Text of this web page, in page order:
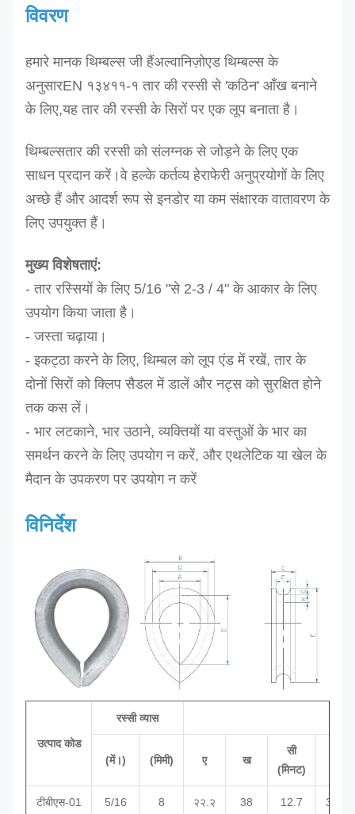
विवरण
हमारे मानक थिम्बल्सजी हैंअल्वानिज़ोएड थिम्बल्स के
अनुसारEN १३४११-१ तार की रस्सी से 'कठिन' आँख बनाने
के लिए,यह तार की रस्सी के सिरों पर एक लूप बनाता है।
थिम्बल्सतार की रस्सी को संलग्नक से जोड़ने के लिए एक
साधन प्रदान करें।वे हल्के कर्तव्य हेराफेरी अनुप्रयोगों के लिए
अच्छे हैं और आदर्श रूप से इनडोर या कम संक्षारक वातावरण के
लिए उपयुक्त हैं।
मुख्य विशेषताएं:
- तार रस्सियों के लिए 5/16 "से 2-3 / 4" के आकार के लिए
उपयोग किया जाता है।
- जस्ता चढ़ाया।
- इकट्ठा करने के लिए, थिम्बल को लूप एंड में रखें, तार के
दोनों सिरों को क्लिप सैडल में डालें और नट्स को सुरक्षित होने
तक कस लें।
- भार लटकाने, भार उठाने, व्यक्तियों या वस्तुओं के भार का
समर्थन करने के लिए उपयोग न करें, और एथलेटिक या खेल के
मैदान के उपकरण पर उपयोग न करें
विनिर्देश
उत्पाद कोड
रस्सी व्यास
(में।) (मिमी) ए ख
सी
(मिनट)
टीबीएस-01 5/16 8 २२.२ 38 12.7 33.4